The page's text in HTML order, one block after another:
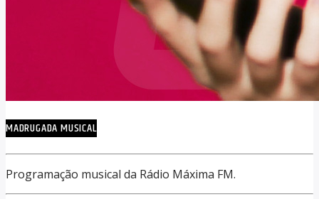
MADRUGADA MUSICAL
Programação musical da Rádio Máxima FM.